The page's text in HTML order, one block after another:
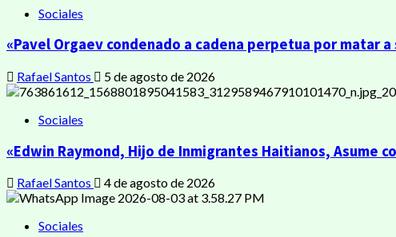
Sociales
«Pavel Orgaev condenado a cadena perpetua por matar
Rafael Santos 5 de agosto de 2026
Sociales
«Edwin Raymond, Hijo de Inmigrantes Haitianos, Asume
Rafael Santos 4 de agosto de 2026
Sociales